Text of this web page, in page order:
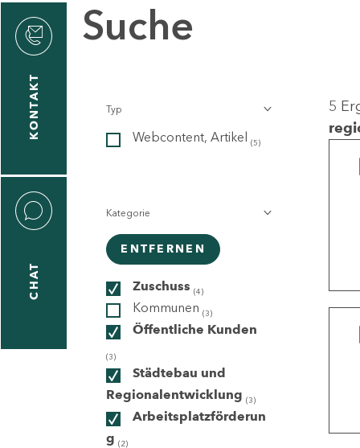
KONTAKT
CHAT
Suche
Typ
Webcontent, Artikel (5)
Kategorie
ENTFERNEN
Zuschuss (4)
Kommunen (3)
Öffentliche Kunden
(3)
Städtebau und
Regionalentwicklung (3)
Arbeitsplatzförderun
g (2)
5